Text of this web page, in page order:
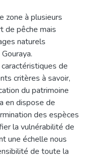
zone à plusieurs
de pêche mais
naturels
de
critères à savoir,
du patrimoine
en dispose de
des espèces
la vulnérabilité de
une échelle nous
de toute la